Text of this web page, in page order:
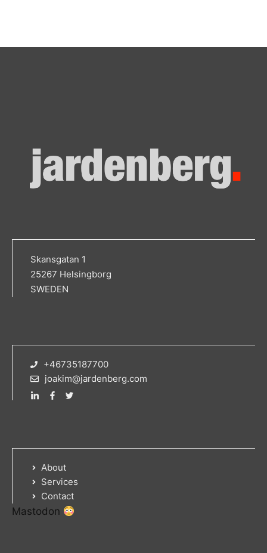
Skansgatan 1
25267 Helsingborg
SWEDEN
+46735187700
joakim@jardenberg.com
About
Services
Contact
Mastodon